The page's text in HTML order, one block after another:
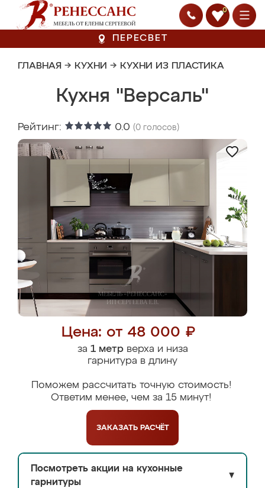
0
ПЕРЕСВЕТ
ГЛАВНАЯ → КУХНИ → КУХНИ ИЗ ПЛАСТИКА
Кухня "Версаль"
Рейтинг: 0.0 (0 голосов)
Цена: от 48 000 ₽
за 1 метрверха и низа
гарнитура в длину
Поможем рассчитать точную стоимость!
Ответим менее, чем за 15 минут!
ЗАКАЗАТЬ РАСЧЁТ
Посмотреть акции на кухонные
гарнитуры
▼